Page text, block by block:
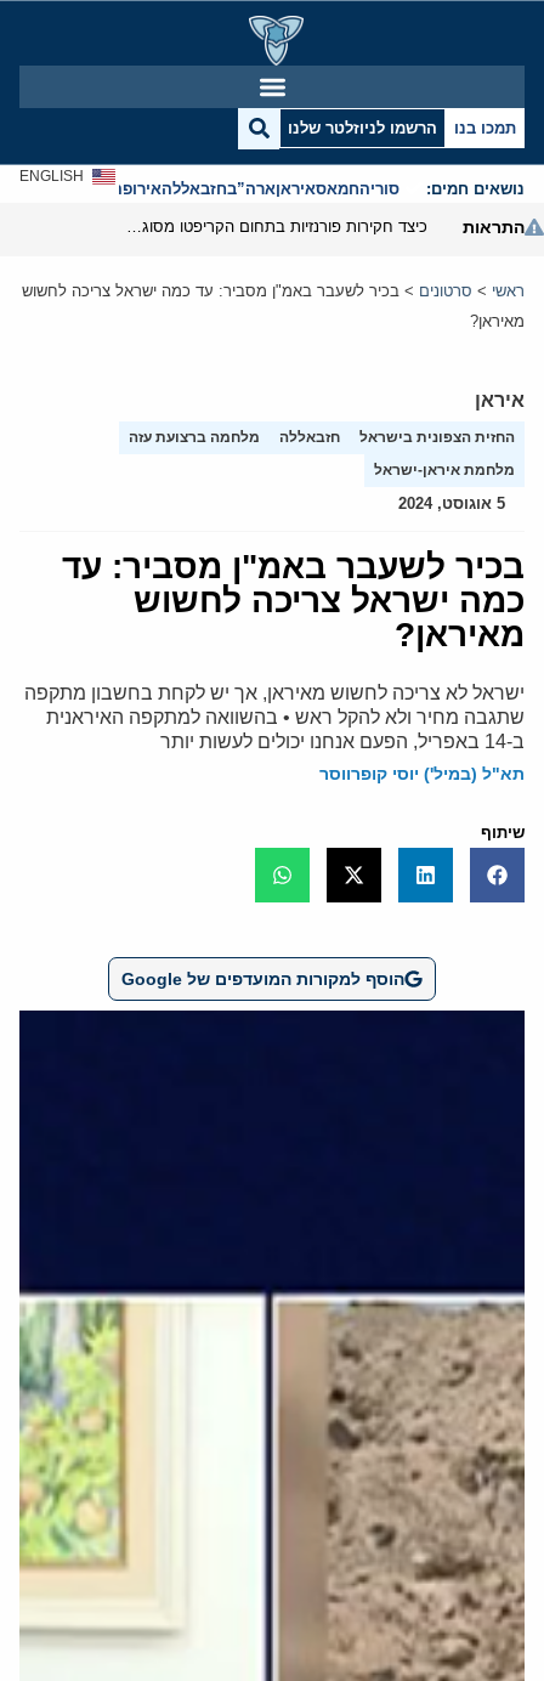
תמכו בנו הרשמו לניוזלטר שלנו
נושאים חמים: סוריהחמאסאיראןארה”בחזבאללהאירופהאנטישמיות
ENGLISH
התראות
ראשי > סרטונים > בכיר לשעבר באמ"ן מסביר: עד כמה ישראל צריכה לחשוש
מאיראן?
איראן
החזית הצפונית בישראל חזבאללה
מלחמה ברצועת עזה
מלחמת איראן-ישראל
5 אוגוסט, 2024
בכיר לשעבר באמ"ן מסביר: עד
כמה ישראל צריכה לחשוש
מאיראן?
ישראל לא צריכה לחשוש מאיראן, אך יש לקחת בחשבון מתקפה
שתגבה מחיר ולא להקל ראש • בהשוואה למתקפה האיראנית
ב-14 באפריל, הפעם אנחנו יכולים לעשות יותר
תא"ל (במיל') יוסי קופרווסר
שיתוף
הוסף למקורות המועדפים של Google